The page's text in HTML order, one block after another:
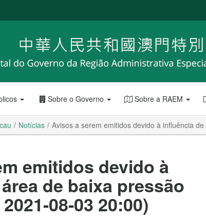
Sobre o Governo Sobre a RAEM
Notícias Avisos a serem emitidos devido à influência
emitidos devido à
de baixa pressão
08-03 20:00)